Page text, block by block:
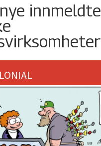
innmeldte